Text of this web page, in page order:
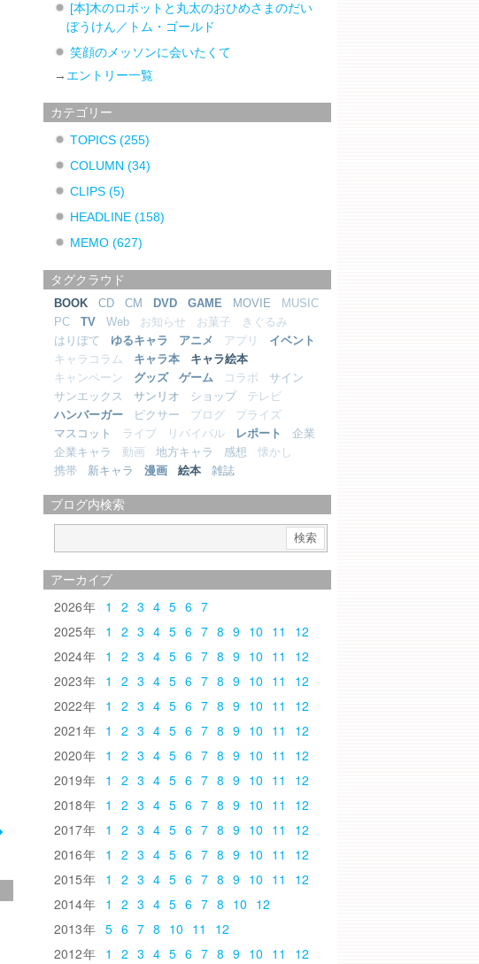
[本]木のロボットと丸太のおひめさまのだい
ぼうけん／トム・ゴールド
笑顔のメッソンに会いたくて
→ エントリー一覧
カテゴリー
TOPICS(255)
COLUMN(34)
CLIPS(5)
HEADLINE(158)
MEMO(627)
タグクラウド
BOOK CD CM DVD GAME MOVIE
MUSIC
PC
TV Web お知らせ お菓子
きぐるみ
はりぼて
ゆるキャラ アニメ アプリ
イベント
キャラコラム
キャラ本
キャラ絵本
キャンペーン
グッズ ゲーム コラボ
サイン
サンエックス
サンリオ ショップ
テレビ
ハンバーガー
ピクサー ブログ
プライズ
マスコット
ライブ リバイバル レポート
企業
企業キャラ
動画 地方キャラ 感想
懐かし
携帯
新キャラ 漫画 絵本 雑誌
ブログ内検索
アーカイブ
2026 1 2 3 4 5 6 7
2025
1 2 3 4 5 6 7 8 9 10 11
12
2024
1 2 3 4 5 6 7 8 9 10 11
12
2023
1 2 3 4 5 6 7 8 9 10 11
12
2022
1 2 3 4 5 6 7 8 9 10 11
12
2021
1 2 3 4 5 6 7 8 9 10 11
12
2020
1 2 3 4 5 6 7 8 9 10 11
12
2019
1 2 3 4 5 6 7 8 9 10 11
12
2018
1 2 3 4 5 6 7 8 9 10 11
12
2017
1 2 3 4 5 6 7 8 9 10 11
12
2016
1 2 3 4 5 6 7 8 9 10 11
12
2015
1 2 3 4 5 6 7 8 9 10 11
12
2014
1 2 3 4 5 6 7 8 10 12
2013
5 6 7 8 10 11
12
2012
1 2 3 4 5 6 7 8 9 10 11
12